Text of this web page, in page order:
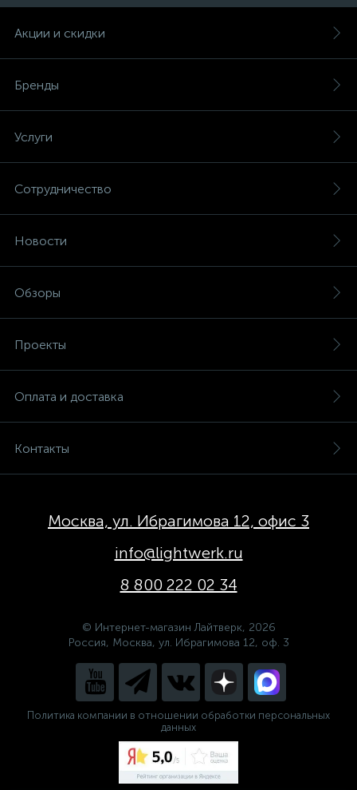
Акции и скидки
Бренды
Услуги
Сотрудничество
Новости
Обзоры
Проекты
Оплата и доставка
Контакты
Москва, ул. Ибрагимова 12, офис 3
info@lightwerk.ru
8 800 222 02 34
© Интернет-магазин Лайтверк, 2026
Россия, Москва, ул. Ибрагимова 12, оф. 3
Политика компании в отношении обработки персональных
данных